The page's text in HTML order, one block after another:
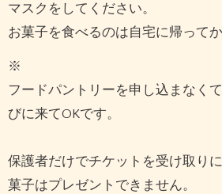
マスクをしてください。
お菓子を食べるのは自宅に帰ってか
※
フードパントリーを申し込まなく
びに来てOKです。
保護者だけでチケットを受け取り
菓子はプレゼントできません。